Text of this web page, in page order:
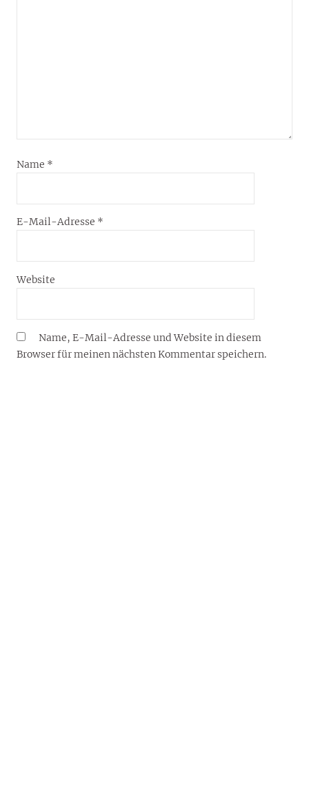
Name *
E-Mail-Adresse *
Website
Name, E-Mail-Adresse und Website in diesem
Browser für meinen nächsten Kommentar speichern.